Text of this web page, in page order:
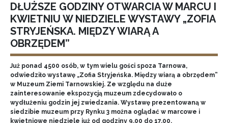
DŁUŻSZE GODZINY OTWARCIA W MARCU I
KWIETNIU W NIEDZIELE WYSTAWY „ZOFIA
STRYJEŃSKA. MIĘDZY WIARĄ A
OBRZĘDEM”
Już ponad 4500 osób, w tym wielu gości spoza Tarnowa,
odwiedziło wystawę „Zofia Stryjeńska. Między wiarą a obrzędem”
w Muzeum Ziemi Tarnowskiej. Ze względu na duże
zainteresowanie ekspozycją muzeum zdecydowało o
wydłużeniu godzin jej zwiedzania. Wystawę prezentowaną w
siedzibie muzeum przy Rynku 3 można oglądać w marcowe i
kwietniowe niedziele już od godziny 9.00 do 17.00.